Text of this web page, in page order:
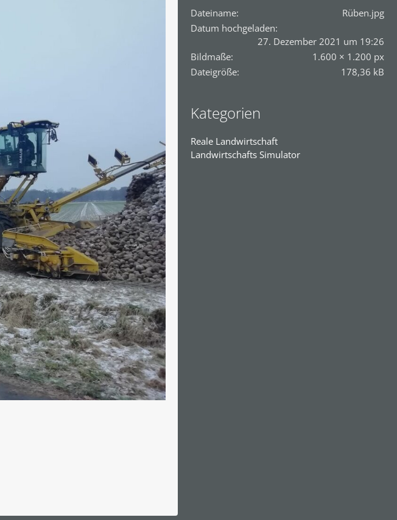
Dateiname
Rüben.jpg
Datum hochgeladen
27. Dezember 2021 um 19:26
Bildmaße
1.600 × 1.200 px
Dateigröße
178,36 kB
Kategorien
Reale Landwirtschaft
Landwirtschafts Simulator